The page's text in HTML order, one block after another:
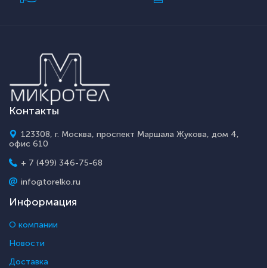
Контакты
123308, г. Москва, проспект Маршала Жукова, дом 4,
офис 610
+ 7 (499) 346-75-68
info@torelko.ru
Информация
О компании
Новости
Доставка